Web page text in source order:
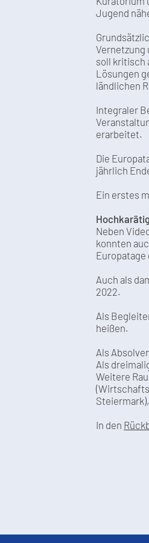
Jugend
Vernetzung
soll kritisch
Lösungen
ländlichen
Integraler
erarbeitet.
Die
jährlich
Ein erstes
Neben
konnten
Europatage
Auch als
2022.
Als
heißen.
Als
Als
Weitere
In den